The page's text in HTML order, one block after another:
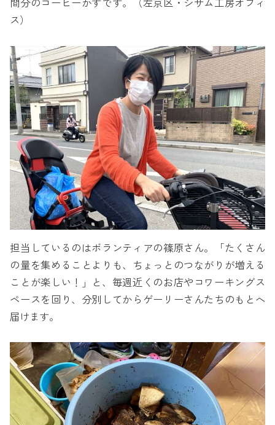
間分のコーヒーかすです。（左京区・シサム工房オフィ
ス）
担当しているのはボランティアの篠原さん。「たくさん
の量を集めることよりも、ちょっとのつながりが増える
ことが楽しい！」と、毎週近くのお店やコワーキングス
ペースを回り、分別してからゲーリーさんたちのもとへ
届けます。